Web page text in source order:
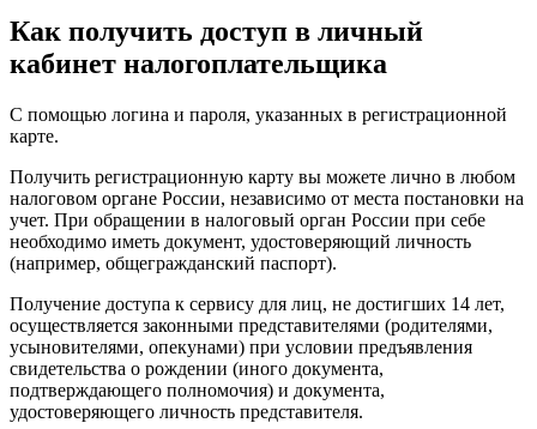
Как получить доступ в личный
кабинет налогоплательщика
С помощью логина и пароля, указанных в регистрационной
карте.
Получить регистрационную карту вы можете лично в любом
налоговом органе России, независимо от места постановки на
учет. При обращении в налоговый орган России при себе
необходимо иметь документ, удостоверяющий личность
(например, общегражданский паспорт).
Получение доступа к сервису для лиц, не достигших 14 лет,
осуществляется законными представителями (родителями,
усыновителями, опекунами) при условии предъявления
свидетельства о рождении (иного документа,
подтверждающего полномочия) и документа,
удостоверяющего личность представителя.